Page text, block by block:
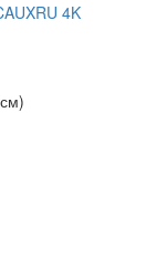
4K